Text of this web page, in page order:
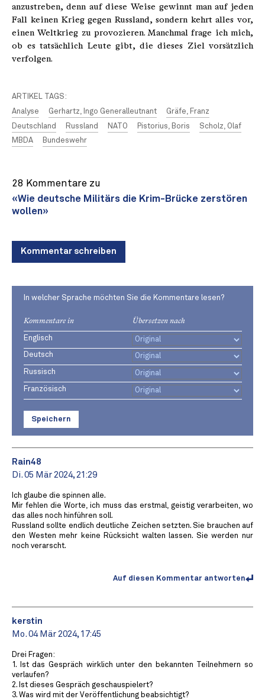
anzustreben, denn auf diese Weise gewinnt man auf jeden
Fall keinen Krieg gegen Russland, sondern kehrt alles vor,
einen Weltkrieg zu provozieren. Manchmal frage ich mich,
ob es tatsächlich Leute gibt, die dieses Ziel vorsätzlich
verfolgen.
ARTIKEL TAGS:
Analyse
Gerhartz, Ingo Generalleutnant
Gräfe, Franz
Deutschland
Russland NATO Pistorius, Boris
Scholz, Olaf
MBDA
Bundeswehr
28 Kommentare zu
«Wie deutsche Militärs die Krim-Brücke zerstören
wollen»
Kommentar schreiben
In welcher Sprache möchten Sie die Kommentare lesen?
Kommentare in Übersetzen nach
Englisch
Deutsch
Russisch
Französisch
Speichern
Rain48
Di. 05 Mär 2024, 21:29
Ich glaube die spinnen alle.
Mir fehlen die Worte, ich muss das erstmal, geistig verarbeiten, wo
das alles noch hinführen soll.
Russland sollte endlich deutliche Zeichen setzten. Sie brauchen auf
den Westen mehr keine Rücksicht walten lassen. Sie werden nur
noch verarscht.
Auf diesen Kommentar antworten
kerstin
Mo. 04 Mär 2024, 17:45
Drei Fragen:
1. Ist das Gespräch wirklich unter den bekannten Teilnehmern so
verlaufen?
2. Ist dieses Gespräch geschauspielert?
3. Was wird mit der Veröffentlichung beabsichtigt?